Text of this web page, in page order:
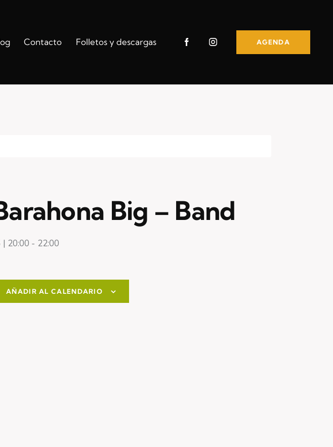
Contacto Folletos y descargas AGENDA
Big – Band
| 20:00 - 22:00
AÑADIR AL CALENDARIO